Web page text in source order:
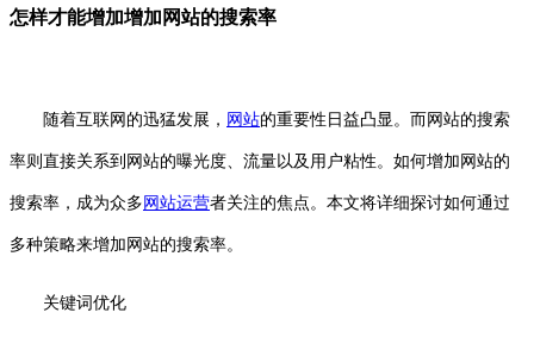
怎样才能增加增加网站的搜索率
随着互联网的迅猛发展， 网站的重要性日益凸显。而网站的搜索
率则直接关系到网站的曝光度、流量以及用户粘性。如何增加网站的
搜索率，成为众多 网站运营者关注的焦点。本文将详细探讨如何通过
多种策略来增加网站的搜索率。
关键词优化